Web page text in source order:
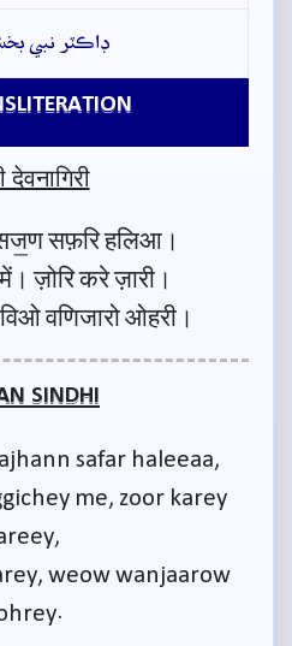
ڊاڪٽر نبي
देवनागिरी
सज॒ण सफ़रि हलिआ।
में। ज़ोरि करे ज़ारी।
वणिजारो ओहरी।
SINDHI
safar haleeaa,
me, zoor karey
weow wanjaarow